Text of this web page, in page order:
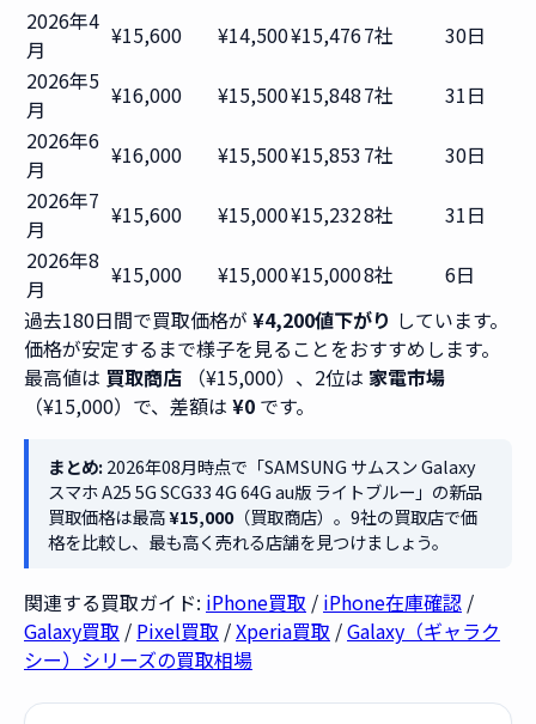
2026年4
月
¥15,600 ¥14,500¥15,4767社
30日
2026年5
月
¥16,000 ¥15,500¥15,8487社
31日
2026年6
月
¥16,000 ¥15,500¥15,8537社
30日
2026年7
月
¥15,600 ¥15,000¥15,2328社
31日
2026年8
月
¥15,000 ¥15,000¥15,0008社
6日
過去180日間で買取価格が ¥4,200値下がり しています。
価格が安定するまで様子を見ることをおすすめします。
最高値は 買取商店 （¥15,000）、2位は 家電市場
（¥15,000）で、差額は ¥0 です。
まとめ:2026年08月時点で「SAMSUNG サムスン Galaxy
スマホ A25 5G SCG33 4G 64G au版 ライトブルー」の新品
買取価格は最高¥15,000（買取商店）。9社の買取店で価
格を比較し、最も高く売れる店舗を見つけましょう。
関連する買取ガイド: iPhone買取 / iPhone在庫確認 /
Galaxy買取 / Pixel買取 /Xperia買取 /Galaxy（ギャラク
シー）シリーズの買取相場